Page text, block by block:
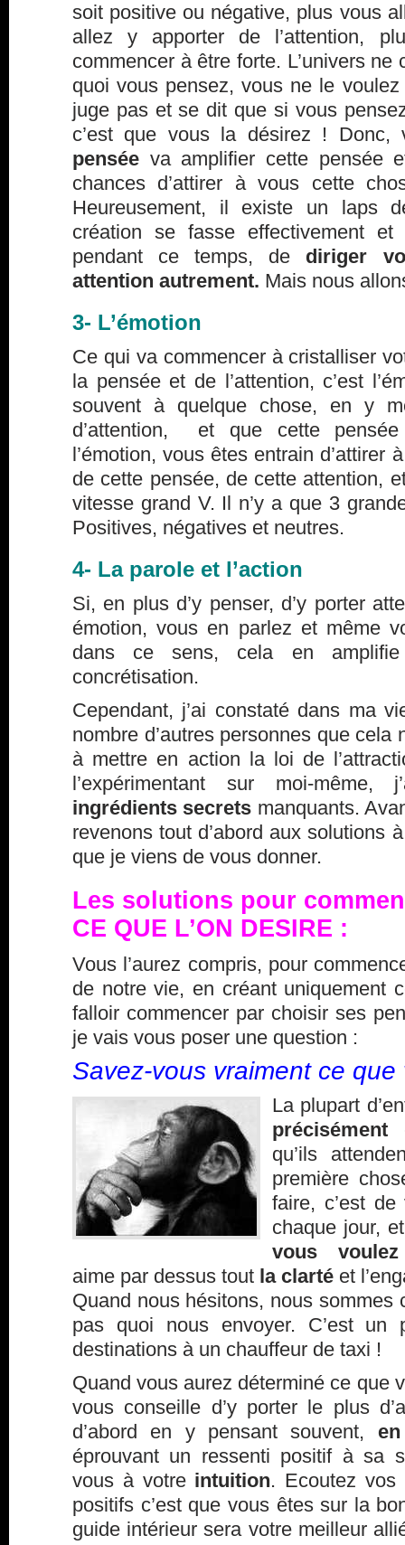
soit positive ou négative, plus vous
allez y apporter de l’attention,
commencer à être forte. L’univers
quoi vous pensez, vous ne le
juge pas et se dit que si vous
c’est que vous la désirez !
pensée va amplifier cette pensée
chances d’attirer à vous cette
Heureusement, il existe un laps
création se fasse effectivement
pendant ce temps, de diriger
attention autrement. Mais nous
3- L’émotion
Ce qui va commencer à cristalliser
la pensée et de l’attention, c’est
souvent à quelque chose, en y
d’attention, et que cette
l’émotion, vous êtes entrain d’attirer
de cette pensée, de cette attention,
vitesse grand V. Il n’y a que 3
Positives, négatives et neutres.
4- La parole et l’action
Si, en plus d’y penser, d’y porter
émotion, vous en parlez et même
dans ce sens, cela en amplifie
concrétisation.
Cependant, j’ai constaté dans ma
nombre d’autres personnes que cela
à mettre en action la loi de
l’expérimentant sur moi-
ingrédients secrets manquants.
revenons tout d’abord aux solutions
que je viens de vous donner.
Les solutions pour
CE QUE L’ON DESIRE :
Vous l’aurez compris, pour
de notre vie, en créant uniquement
falloir commencer par choisir ses
je vais vous poser une question :
Savez-vous vraiment ce
La plupart
précisément
qu’ils
première
faire, c’est
chaque jour,
vous
aime par dessus tout la clarté et
Quand nous hésitons, nous sommes
pas quoi nous envoyer. C’est un
destinations à un chauffeur de taxi !
Quand vous aurez déterminé ce que
vous conseille d’y porter le plus
d’abord en y pensant souvent,
éprouvant un ressenti positif à sa
vous à votreintuition. Ecoutez vos
positifs c’est que vous êtes sur la
guide intérieur sera votre meilleur